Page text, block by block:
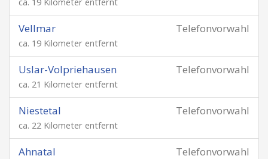
Telefonvorwahl
Vellmar
ca. 19 Kilometer entfernt
Telefonvorwahl
Uslar-Volpriehausen
ca. 21 Kilometer entfernt
Telefonvorwahl
Niestetal
ca. 22 Kilometer entfernt
Telefonvorwahl
Ahnatal